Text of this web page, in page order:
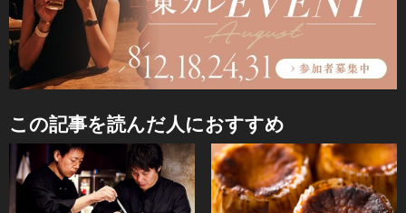
この記事を読んだ人におすすめ